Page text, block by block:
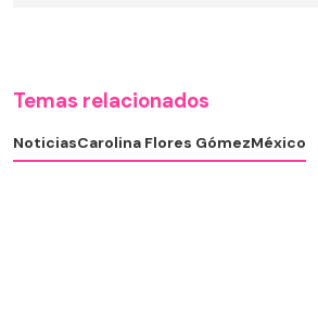
Temas relacionados
NoticiasCarolina Flores GómezMéxico